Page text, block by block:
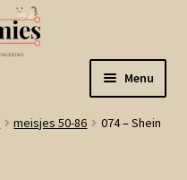
Menu
meisjes 50-86
074 – Shein